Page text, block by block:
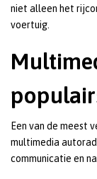
niet alleen het
voertuig.
Een van de meest
multimedia
communicatie en